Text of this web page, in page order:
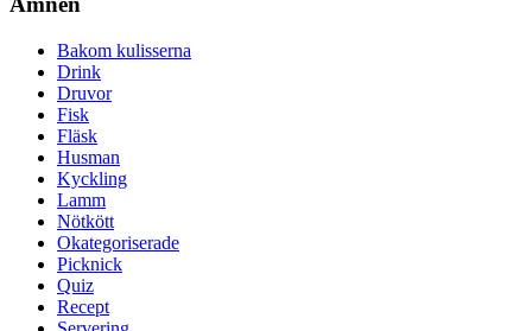
Bakom kulisserna
Drink
Druvor
Fisk
Fläsk
Husman
Kyckling
Lamm
Nötkött
Okategoriserade
Picknick
Quiz
Recept